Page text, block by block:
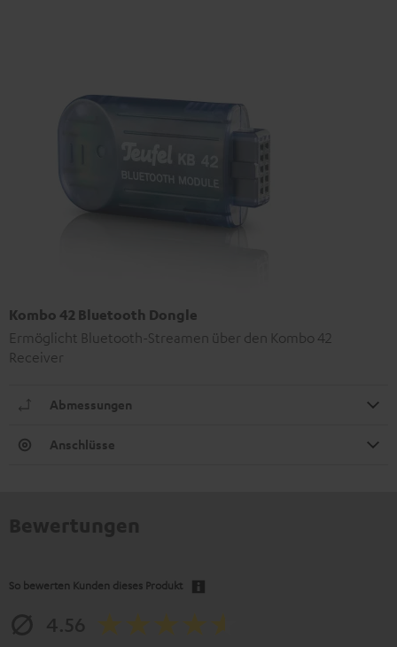
Kombo 42 Bluetooth Dongle
Ermöglicht Bluetooth-Streamen über den Kombo 42
Receiver
Abmessungen
Anschlüsse
So bewerten Kunden dieses Produkt